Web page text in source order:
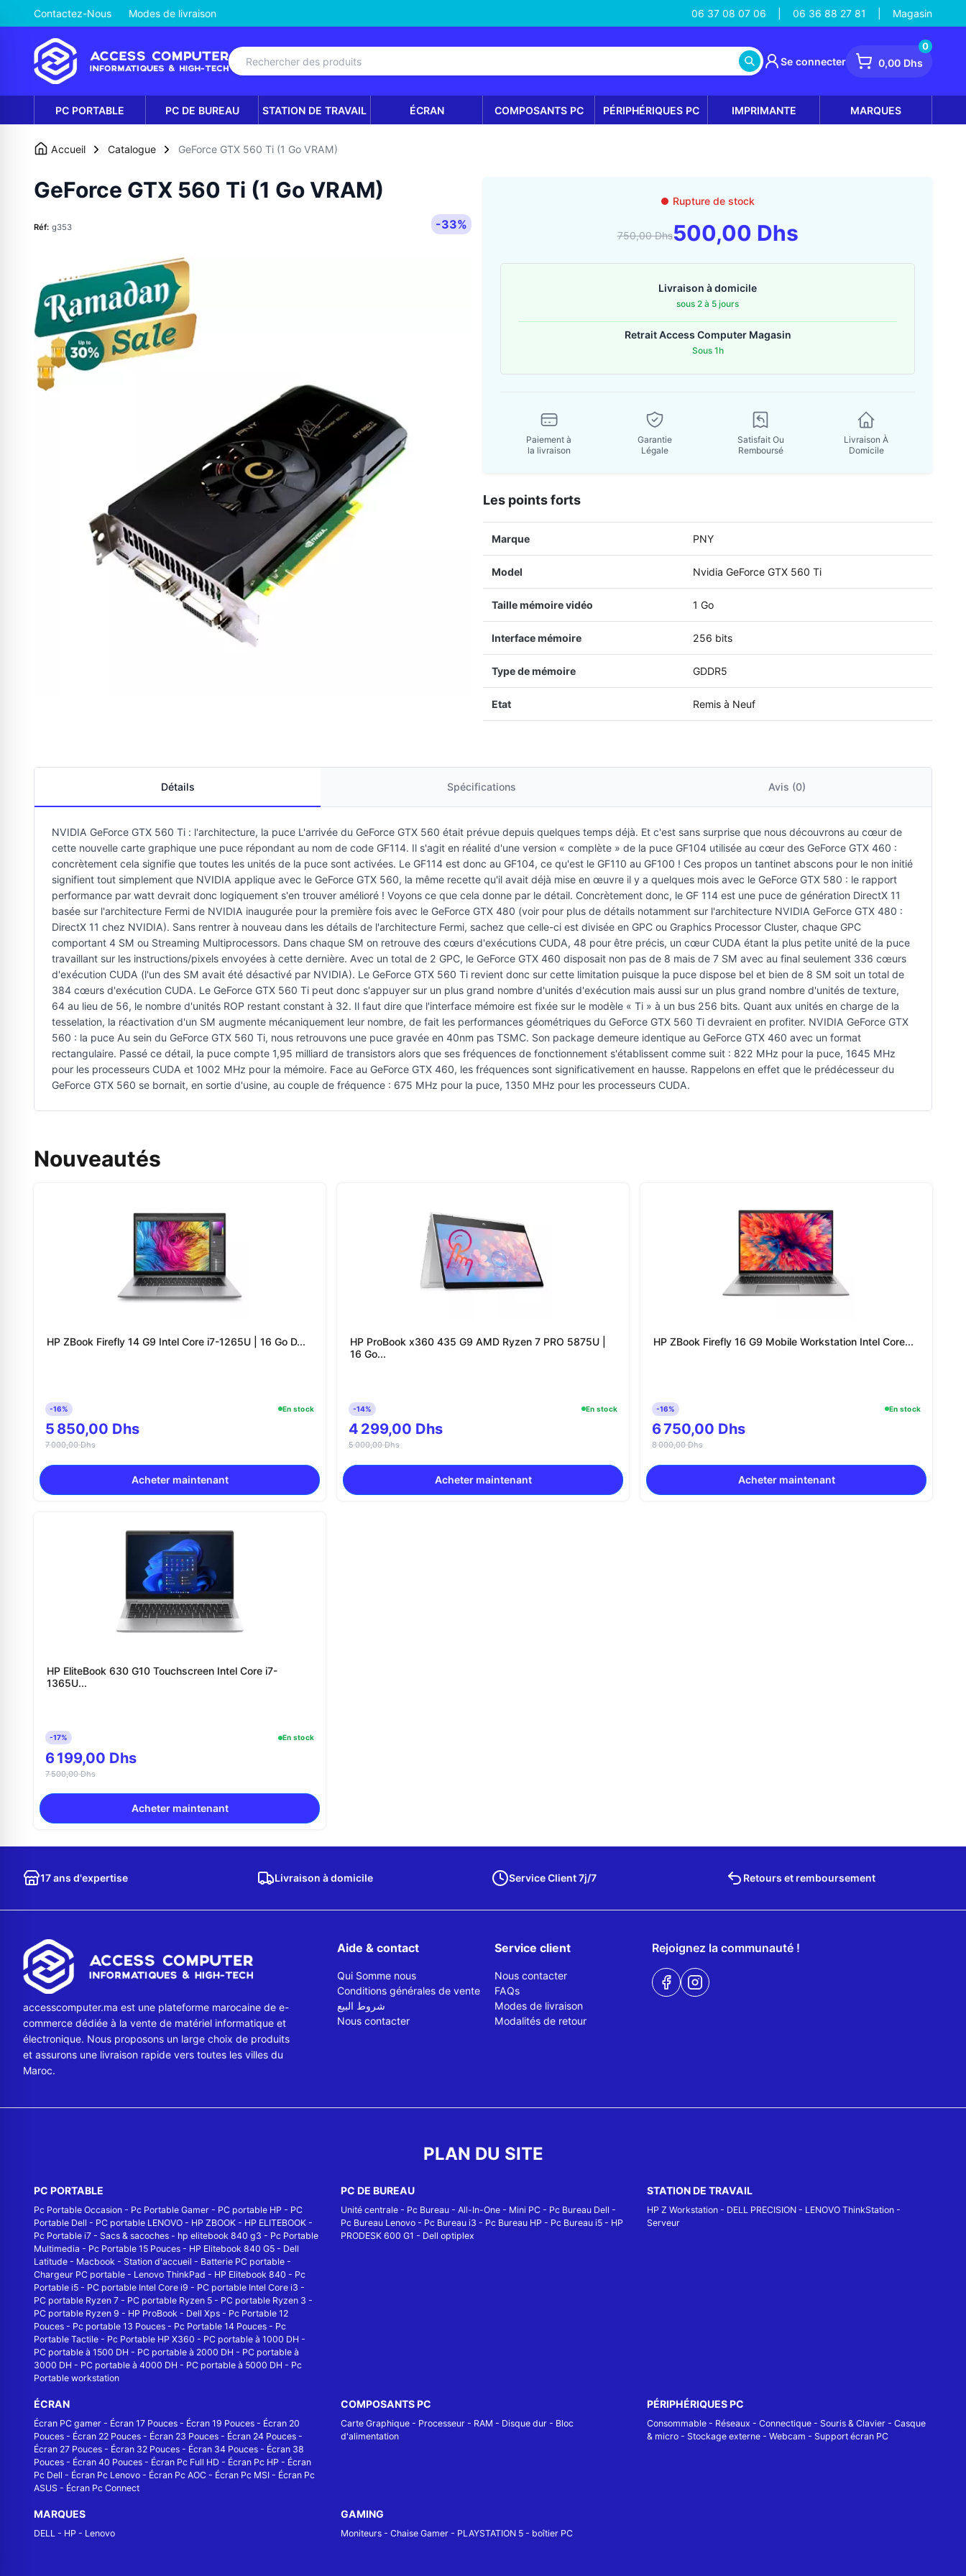
Contactez-Nous Modes de livraison 06 37 08 07 06 06 36 88 27 81 Magasin
Se connecter 0,00 Dhs
0
PC PORTABLE PC DE BUREAU STATION DE TRAVAIL ÉCRAN COMPOSANTS PC PÉRIPHÉRIQUES PC IMPRIMANTE MARQUES
Accueil Catalogue GeForce GTX 560 Ti (1 Go VRAM)
GeForce GTX 560 Ti (1 Go VRAM)
Réf: g353 -33%
Rupture de stock
750,00 Dhs500,00 Dhs
Livraison à domicile
sous 2 à 5 jours
Retrait Access Computer Magasin
Sous 1h
Paiement à
la livraison
Garantie
Légale
Satisfait Ou
Remboursé
Livraison À
Domicile
Les points forts
Marque PNY
Model Nvidia GeForce GTX 560 Ti
Taille mémoire vidéo 1 Go
Interface mémoire 256 bits
Type de mémoire GDDR5
Etat Remis à Neuf
Détails Spécifications Avis (0)
NVIDIA GeForce GTX 560 Ti : l'architecture, la puce L'arrivée du GeForce GTX 560 était prévue depuis quelques temps déjà. Et c'est sans surprise que nous découvrons au cœur de
cette nouvelle carte graphique une puce répondant au nom de code GF114. Il s'agit en réalité d'une version « complète » de la puce GF104 utilisée au cœur des GeForce GTX 460 :
concrètement cela signifie que toutes les unités de la puce sont activées. Le GF114 est donc au GF104, ce qu'est le GF110 au GF100 ! Ces propos un tantinet abscons pour le non initié
signifient tout simplement que NVIDIA applique avec le GeForce GTX 560, la même recette qu'il avait déjà mise en œuvre il y a quelques mois avec le GeForce GTX 580 : le rapport
performance par watt devrait donc logiquement s'en trouver amélioré ! Voyons ce que cela donne par le détail. Concrètement donc, le GF 114 est une puce de génération DirectX 11
basée sur l'architecture Fermi de NVIDIA inaugurée pour la première fois avec le GeForce GTX 480 (voir pour plus de détails notamment sur l'architecture NVIDIA GeForce GTX 480 :
DirectX 11 chez NVIDIA). Sans rentrer à nouveau dans les détails de l'architecture Fermi, sachez que celle-ci est divisée en GPC ou Graphics Processor Cluster, chaque GPC
comportant 4 SM ou Streaming Multiprocessors. Dans chaque SM on retrouve des cœurs d'exécutions CUDA, 48 pour être précis, un cœur CUDA étant la plus petite unité de la puce
travaillant sur les instructions/pixels envoyées à cette dernière. Avec un total de 2 GPC, le GeForce GTX 460 disposait non pas de 8 mais de 7 SM avec au final seulement 336 cœurs
d'exécution CUDA (l'un des SM avait été désactivé par NVIDIA). Le GeForce GTX 560 Ti revient donc sur cette limitation puisque la puce dispose bel et bien de 8 SM soit un total de
384 cœurs d'exécution CUDA. Le GeForce GTX 560 Ti peut donc s'appuyer sur un plus grand nombre d'unités d'exécution mais aussi sur un plus grand nombre d'unités de texture,
64 au lieu de 56, le nombre d'unités ROP restant constant à 32. Il faut dire que l'interface mémoire est fixée sur le modèle « Ti » à un bus 256 bits. Quant aux unités en charge de la
tesselation, la réactivation d'un SM augmente mécaniquement leur nombre, de fait les performances géométriques du GeForce GTX 560 Ti devraient en profiter. NVIDIA GeForce GTX
560 : la puce Au sein du GeForce GTX 560 Ti, nous retrouvons une puce gravée en 40nm pas TSMC. Son package demeure identique au GeForce GTX 460 avec un format
rectangulaire. Passé ce détail, la puce compte 1,95 milliard de transistors alors que ses fréquences de fonctionnement s'établissent comme suit : 822 MHz pour la puce, 1645 MHz
pour les processeurs CUDA et 1002 MHz pour la mémoire. Face au GeForce GTX 460, les fréquences sont significativement en hausse. Rappelons en effet que le prédécesseur du
GeForce GTX 560 se bornait, en sortie d'usine, au couple de fréquence : 675 MHz pour la puce, 1350 MHz pour les processeurs CUDA.
Nouveautés
HP ZBook Firefly 14 G9 Intel Core i7-1265U | 16 Go D...
-16% En stock
5 850,00 Dhs
7 000,00 Dhs
Acheter maintenant
HP ProBook x360 435 G9 AMD Ryzen 7 PRO 5875U |
16 Go...
-14% En stock
4 299,00 Dhs
5 000,00 Dhs
Acheter maintenant
HP ZBook Firefly 16 G9 Mobile Workstation Intel Core...
-16% En stock
6 750,00 Dhs
8 000,00 Dhs
Acheter maintenant
HP EliteBook 630 G10 Touchscreen Intel Core i7-
1365U...
-17% En stock
6 199,00 Dhs
7 500,00 Dhs
Acheter maintenant
17 ans d'expertise Livraison à domicile Service Client 7j/7 Retours et remboursement
accesscomputer.ma est une plateforme marocaine de e-
commerce dédiée à la vente de matériel informatique et
électronique. Nous proposons un large choix de produits
et assurons une livraison rapide vers toutes les villes du
Maroc.
Aide & contact
Qui Somme nous
Conditions générales de vente
شروط البيع
Nous contacter
Service client
Nous contacter
FAQs
Modes de livraison
Modalités de retour
Rejoignez la communauté !
PLAN DU SITE
PC PORTABLE
Pc Portable Occasion - Pc Portable Gamer - PC portable HP - PC
Portable Dell - PC portable LENOVO - HP ZBOOK - HP ELITEBOOK -
Pc Portable i7 - Sacs & sacoches - hp elitebook 840 g3 - Pc Portable
Multimedia - Pc Portable 15 Pouces - HP Elitebook 840 G5 - Dell
Latitude - Macbook - Station d'accueil - Batterie PC portable -
Chargeur PC portable - Lenovo ThinkPad - HP Elitebook 840 - Pc
Portable i5 - PC portable Intel Core i9 - PC portable Intel Core i3 -
PC portable Ryzen 7 - PC portable Ryzen 5 - PC portable Ryzen 3 -
PC portable Ryzen 9 - HP ProBook - Dell Xps - Pc Portable 12
Pouces - Pc portable 13 Pouces - Pc Portable 14 Pouces - Pc
Portable Tactile - Pc Portable HP X360 - PC portable à 1000 DH -
PC portable à 1500 DH - PC portable à 2000 DH - PC portable à
3000 DH - PC portable à 4000 DH - PC portable à 5000 DH - Pc
Portable workstation
PC DE BUREAU
Unité centrale- Pc Bureau- All-In-One- Mini PC- Pc Bureau Dell -
Pc Bureau Lenovo- Pc Bureau i3 - Pc Bureau HP - Pc Bureau i5- HP
PRODESK 600 G1 - Dell optiplex
STATION DE TRAVAIL
HP Z Workstation - DELL PRECISION - LENOVO ThinkStation -
Serveur
ÉCRAN
Écran PC gamer - Écran 17 Pouces - Écran 19 Pouces - Écran 20
Pouces - Écran 22 Pouces - Écran 23 Pouces - Écran 24 Pouces -
Écran 27 Pouces - Écran 32 Pouces - Écran 34 Pouces - Écran 38
Pouces - Écran 40 Pouces - Écran Pc Full HD - Écran Pc HP - Écran
Pc Dell - Écran Pc Lenovo - Écran Pc AOC - Écran Pc MSI - Écran Pc
ASUS - Écran Pc Connect
COMPOSANTS PC
Carte Graphique- Processeur- RAM - Disque dur- Bloc
d'alimentation
PÉRIPHÉRIQUES PC
Consommable - Réseaux - Connectique - Souris & Clavier -Casque
& micro - Stockage externe -Webcam - Support écran PC
MARQUES
DELL - HP - Lenovo
GAMING
Moniteurs- Chaise Gamer- PLAYSTATION 5- boîtier PC